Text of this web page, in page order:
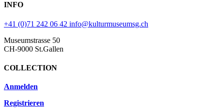
INFO
+41 (0)71 242 06 42 info@kulturmuseumsg.ch
Museumstrasse 50
CH-9000 St.Gallen
COLLECTION
Anmelden
Registrieren